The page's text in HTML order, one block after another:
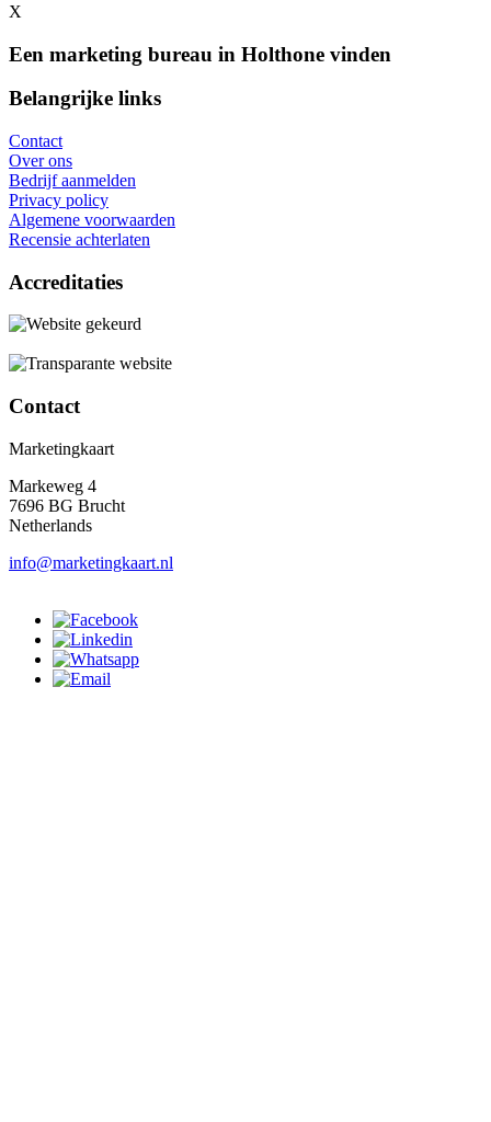
X
Een marketing bureau in Holthone vinden
Belangrijke links
Contact
Over ons
Bedrijf aanmelden
Privacy policy
Algemene voorwaarden
Recensie achterlaten
Accreditaties
Contact
Marketingkaart
Markeweg 4
7696 BG Brucht
Netherlands
info@marketingkaart.nl